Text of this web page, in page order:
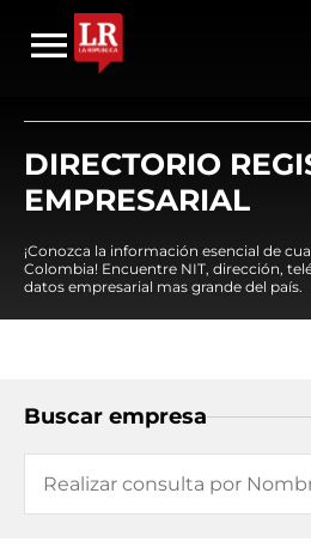
DIRECTORIO
EMPRESARIAL
¡Conozca la información esencial de
Colombia! Encuentre NIT, dirección,
datos empresarial mas grande del país.
Buscar empresa